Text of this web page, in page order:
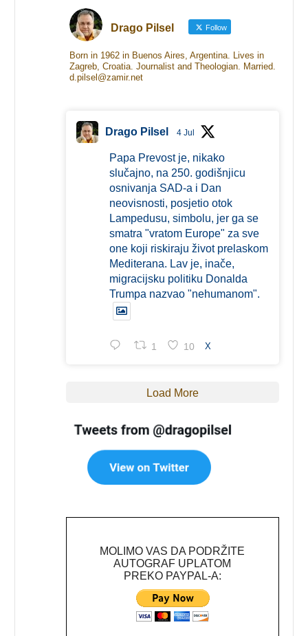
Drago Pilsel Follow
Born in 1962 in Buenos Aires, Argentina. Lives in
Zagreb, Croatia. Journalist and Theologian. Married.
d.pilsel@zamir.net
Drago Pilsel 4 Jul
Papa Prevost je, nikako
slučajno, na 250. godišnjicu
osnivanja SAD-a i Dan
neovisnosti, posjetio otok
Lampedusu, simbolu, jer ga se
smatra "vratom Europe" za sve
one koji riskiraju život prelaskom
Mediterana. Lav je, inače,
migracijsku politiku Donalda
Trumpa nazvao "nehumanom".
1 10 X
Load More
MOLIMO VAS DA PODRŽITE
AUTOGRAF UPLATOM
PREKO PAYPAL-A: